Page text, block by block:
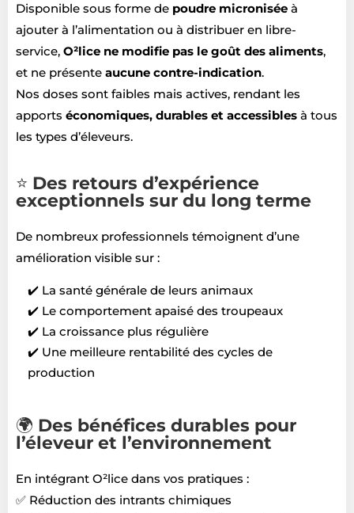
Disponible sous forme de poudre micronisée à
ajouter à l’alimentation ou à distribuer en libre-
service, O²lice ne modifie pas le goût des aliments,
et ne présente aucune contre-indication.
Nos doses sont faibles mais actives, rendant les
apports économiques, durables et accessibles à tous
les types d’éleveurs.
⭐ Des retours d’expérience
exceptionnels sur du long terme
De nombreux professionnels témoignent d’une
amélioration visible sur :
✔️ La santé générale de leurs animaux
✔️ Le comportement apaisé des troupeaux
✔️ La croissance plus régulière
✔️ Une meilleure rentabilité des cycles de
production
🌍 Des bénéfices durables pour
l’éleveur et l’environnement
En intégrant O²lice dans vos pratiques :
✅ Réduction des intrants chimiques